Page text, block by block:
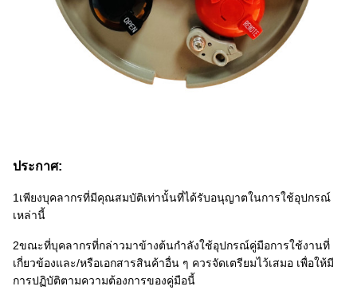
ประกาศ:
1เพียงบุคลากรที่มีคุณสมบัติเท่านั้นที่ได้รับอนุญาตในการใช้อุปกรณ์
เหล่านี้
2ขณะที่บุคลากรที่กล่าวมาข้างต้นกําลังใช้อุปกรณ์คู่มือการใช้งานที่
เกี่ยวข้องและ/หรือเอกสารสินค้าอื่น ๆ ควรจัดเตรียมไว้เสมอ เพื่อให้มี
การปฏิบัติตามความต้องการของคู่มือนี้